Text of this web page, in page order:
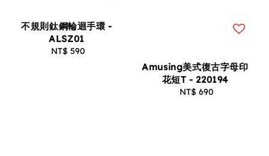
不規則鈦鋼輪迴手環 -
ALSZ01
Regular
NT$ 590
Amusing美式復古字母印
花短T - 220194
Regular
NT$ 690